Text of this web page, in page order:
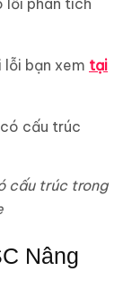
lỗi phân tích
bạn xem tại
cấu trúc trong
Nâng